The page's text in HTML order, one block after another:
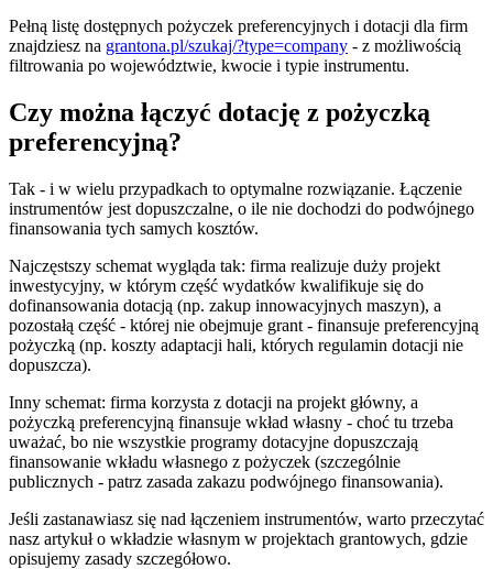
Pełną listę dostępnych pożyczek preferencyjnych i dotacji dla firm
znajdziesz na grantona.pl/szukaj/?type=company - z możliwością
filtrowania po województwie, kwocie i typie instrumentu.
Czy można łączyć dotację z pożyczką
preferencyjną?
Tak - i w wielu przypadkach to optymalne rozwiązanie. Łączenie
instrumentów jest dopuszczalne, o ile nie dochodzi do podwójnego
finansowania tych samych kosztów.
Najczęstszy schemat wygląda tak: firma realizuje duży projekt
inwestycyjny, w którym część wydatków kwalifikuje się do
dofinansowania dotacją (np. zakup innowacyjnych maszyn), a
pozostałą część - której nie obejmuje grant - finansuje preferencyjną
pożyczką (np. koszty adaptacji hali, których regulamin dotacji nie
dopuszcza).
Inny schemat: firma korzysta z dotacji na projekt główny, a
pożyczką preferencyjną finansuje wkład własny - choć tu trzeba
uważać, bo nie wszystkie programy dotacyjne dopuszczają
finansowanie wkładu własnego z pożyczek (szczególnie
publicznych - patrz zasada zakazu podwójnego finansowania).
Jeśli zastanawiasz się nad łączeniem instrumentów, warto przeczytać
nasz artykuł o wkładzie własnym w projektach grantowych, gdzie
opisujemy zasady szczegółowo.